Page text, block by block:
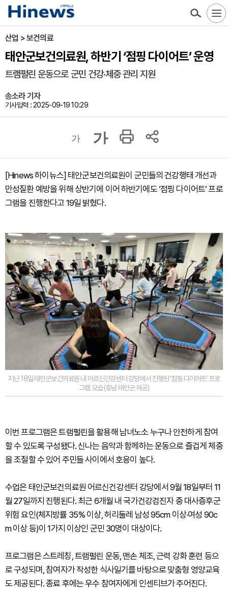
산업 > 보건의료
태안군보건의료원, 하반기 ‘점핑 다이어트’ 운영
트램펄린 운동으로 군민 건강·체중 관리 지원
송소라 기자
기사입력 : 2025-09-19 10:29
가 가
[Hinews 하이뉴스] 태안군보건의료원이 군민들의 건강행태 개선과
만성질환 예방을 위해 상반기에 이어 하반기에도 ‘점핑 다이어트’ 프로
그램을 진행한다고 19일 밝혔다.
지난 18일 태안군보건의료원 내 어르신건강센터 강당에서 진행된 ‘점핑 다이어트’ 프로
그램 모습 (충남 태안군 제공)
이번 프로그램은 트램펄린을 활용해 남녀노소 누구나 안전하게 참여
할 수 있도록 구성됐다. 신나는 음악과 함께하는 운동으로 즐겁게 체중
을 조절할 수 있어 주민들 사이에서 호응이 높다.
수업은 태안군보건의료원 어르신건강센터 강당에서 9월 18일부터 11
월 27일까지 진행된다. 최근 6개월 내 국가건강검진자 중 대사증후군
위험 요인(체지방률 35% 이상, 허리둘레 남성 95cm 이상·여성 90c
m 이상 등)이 1가지 이상인 군민 30명이 대상이다.
프로그램은 스트레칭, 트램펄린 운동, 맨손 체조, 근력 강화 훈련 등으
로 구성되며, 참여자가 작성한 식사일기를 바탕으로 맞춤형 영양교육
도 제공된다. 종료 후에는 우수 참여자에게 인센티브가 주어진다.